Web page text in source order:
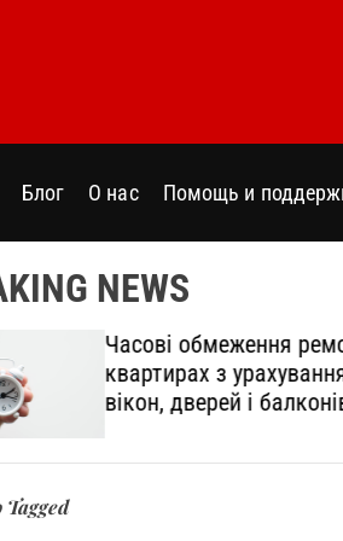
Блог О нас Помощь и
NEWS
Часові обмеження
квартирах з урахуванням
вікон, дверей і балконів
Tagged